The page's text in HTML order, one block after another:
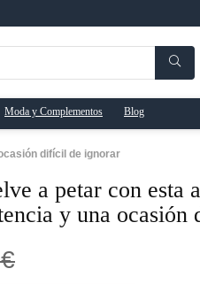
Moda y Complementos Blog
difícil de ignorar
a petar con esta
y una